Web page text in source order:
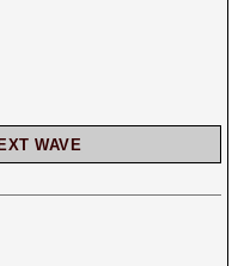
WAVE